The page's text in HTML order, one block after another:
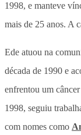
1998, e manteve
mais de 25 anos. A
Ede atuou na
década de 1990 e
enfrentou um
1998, seguiu
com nomes como